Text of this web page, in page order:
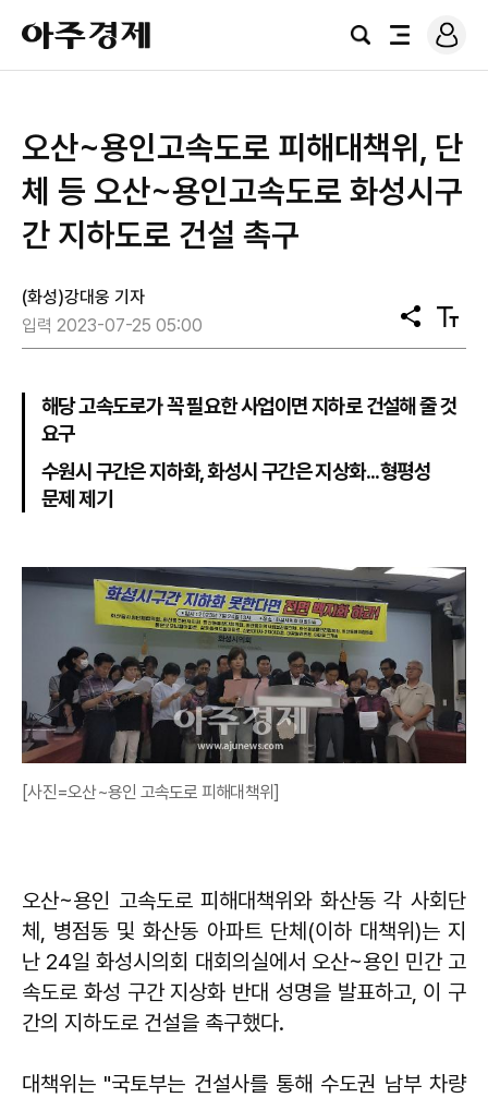
아
주
경
검
전
로
그
오산~용인고속도로 피해대책위, 단
체 등 오산~용인고속도로 화성시구
간 지하도로 건설 촉구
(화성)강대웅 기자
입력 2023-07-25 05:00
공
유
텍
스
기
해당 고속도로가 꼭 필요한 사업이면 지하로 건설해 줄 것
요구
수원시 구간은 지하화, 화성시 구간은 지상화...형평성
문제 제기
[사진=오산~용인 고속도로 피해대책위]
오산~용인 고속도로 피해대책위와 화산동 각 사회단
체, 병점동 및 화산동 아파트 단체(이하 대책위)는 지
난 24일 화성시의회 대회의실에서 오산~용인 민간 고
속도로 화성 구간 지상화 반대 성명을 발표하고, 이 구
간의 지하도로 건설을 촉구했다.
대책위는 "국토부는 건설사를 통해 수도권 남부 차량